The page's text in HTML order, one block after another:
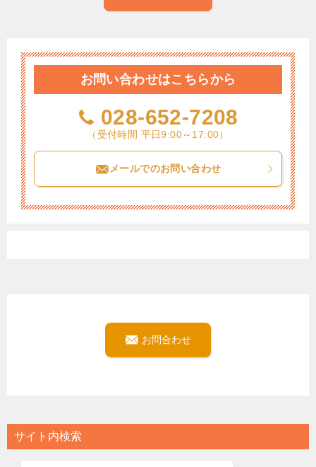
お問い合わせはこちらから
028-652-7208
（受付時間 平日9:00～17:00）
メールでのお問い合わせ
お問合わせ
サイト内検索